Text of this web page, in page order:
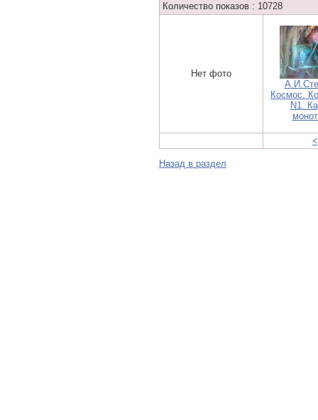
Количество показов : 10728
Нет фото
Космос.
N1.
<
Назад в раздел